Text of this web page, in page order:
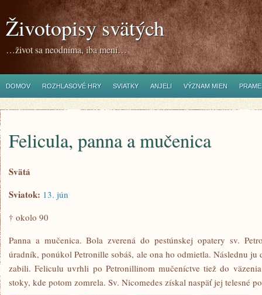
Životopisy svätých
…život sa neodníma, iba mení…
DOMOV ROZHLASOVÉ HRY SVIATKY ANJELI VÝZNAM MIEN
Felicula, panna a mučenica
Svätá
Sviatok: 13. jún
† okolo 90
Panna a mučenica. Bola zverená do pestúnskej opatery sv.
úradník, ponúkol Petronille sobáš, ale ona ho odmietla. Následnu
zabili. Feliculu uvrhli po Petronillinom mučeníctve tiež do
stoky, kde potom zomrela. Sv. Nicomedes získal naspäť jej telesné